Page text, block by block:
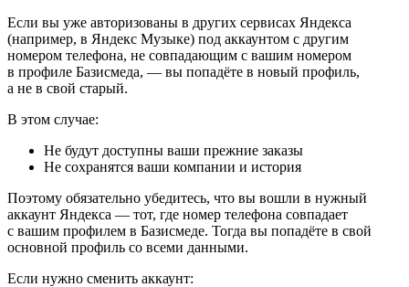
Если вы уже авторизованы в других сервисах Яндекса
(например, в Яндекс Музыке) под аккаунтом с другим
номером телефона, не совпадающим с вашим номером
в профиле Базисмеда, — вы попадёте в новый профиль,
а не в свой старый.
В этом случае:
Не будут доступны ваши прежние заказы
Не сохранятся ваши компании и история
Поэтому обязательно убедитесь, что вы вошли в нужный
аккаунт Яндекса — тот, где номер телефона совпадает
с вашим профилем в Базисмеде. Тогда вы попадёте в свой
основной профиль со всеми данными.
Если нужно сменить аккаунт: